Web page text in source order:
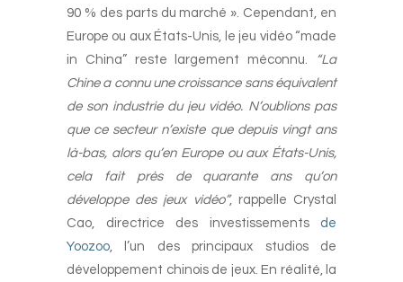
90 % des parts du marché ». Cependant, en
Europe ou aux États-Unis, le jeu vidéo “made
in China” reste largement méconnu.
“La
Chine a connu une croissance sans équivalent
de son industrie du jeu vidéo. N’oublions pas
que ce secteur n’existe que depuis vingt ans
là-bas, alors qu’en Europe ou aux États-Unis,
cela fait près de quarante ans qu’on
développe des jeux vidéo”, rappelle Crystal
Cao, directrice des investissements de
Yoozoo , l’un des principaux studios de
développement chinois de jeux. En réalité, la